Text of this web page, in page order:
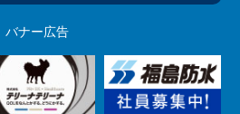
バナー広告